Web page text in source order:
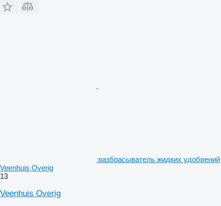
разбрасыватель жидких удобрений
Veenhuis Overig
13
Veenhuis Overig